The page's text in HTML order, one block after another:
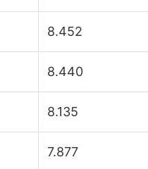
8.452
8.440
8.135
7.877